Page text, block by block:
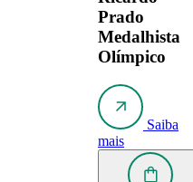
Prado
Medalhista
Olímpico
Saiba
mais